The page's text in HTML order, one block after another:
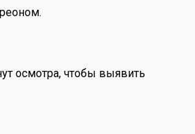
осмотра, чтобы выявить